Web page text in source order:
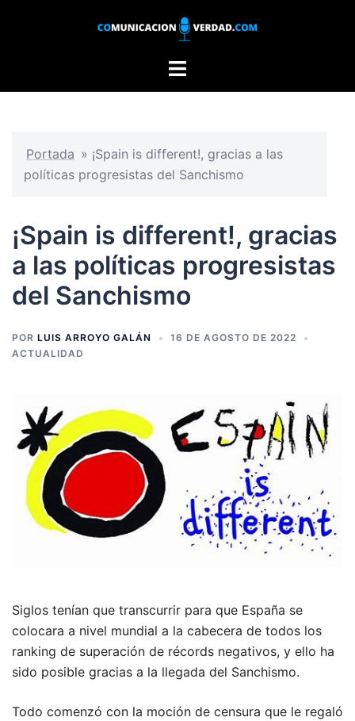
Alternar
Portada » ¡Spain is different!, gracias a las
políticas progresistas del Sanchismo
¡Spain is different!, gracias
a las políticas progresistas
del Sanchismo
POR LUIS ARROYO GALÁN
16 DE AGOSTO DE 2022
ACTUALIDAD
Siglos tenían que transcurrir para que España se
colocara a nivel mundial a la cabecera de todos los
ranking de superación de récords negativos, y ello ha
sido posible gracias a la llegada del Sanchismo.
Todo comenzó con la moción de censura que le regaló